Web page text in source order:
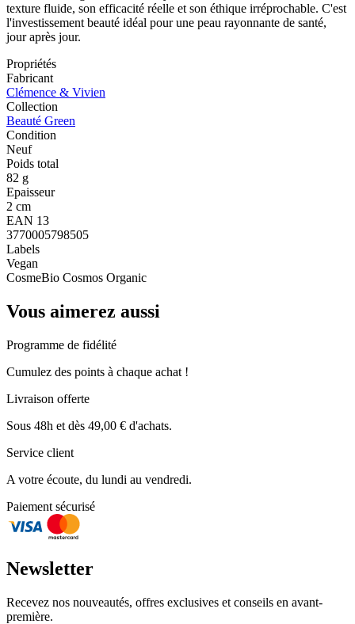
texture fluide, son efficacité réelle et son éthique irréprochable. C'est
l'investissement beauté idéal pour une peau rayonnante de santé,
jour après jour.
Propriétés
Fabricant
Clémence & Vivien
Collection
Beauté Green
Condition
Neuf
Poids total
82 g
Epaisseur
2 cm
EAN 13
3770005798505
Labels
Vegan
CosmeBio Cosmos Organic
Vous aimerez aussi
Programme de fidélité
Cumulez des points à chaque achat !
Livraison offerte
Sous 48h et dès 49,00 € d'achats.
Service client
A votre écoute, du lundi au vendredi.
Paiement sécurisé
Newsletter
Recevez nos nouveautés, offres exclusives et conseils en avant-
première.